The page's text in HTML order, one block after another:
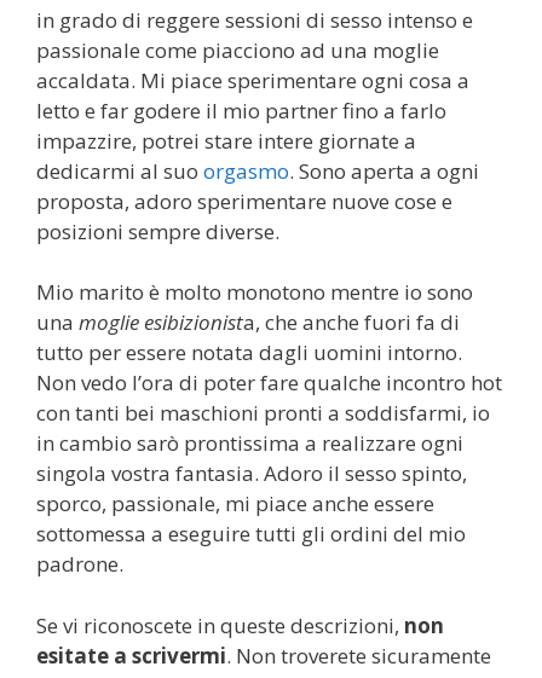
in grado di reggere sessioni di sesso intenso e
passionale come piacciono ad una moglie
accaldata. Mi piace sperimentare ogni cosa a
letto e far godere il mio partner fino a farlo
impazzire, potrei stare intere giornate a
dedicarmi al suo orgasmo. Sono aperta a ogni
proposta, adoro sperimentare nuove cose e
posizioni sempre diverse.
Mio marito è molto monotono mentre io sono
una moglie esibizionista, che anche fuori fa di
tutto per essere notata dagli uomini intorno.
Non vedo l’ora di poter fare qualche incontro hot
con tanti bei maschioni pronti a soddisfarmi, io
in cambio sarò prontissima a realizzare ogni
singola vostra fantasia. Adoro il sesso spinto,
sporco, passionale, mi piace anche essere
sottomessa a eseguire tutti gli ordini del mio
padrone.
Se vi riconoscete in queste descrizioni, non
esitate a scrivermi. Non troverete sicuramente